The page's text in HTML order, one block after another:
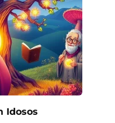
Idosos